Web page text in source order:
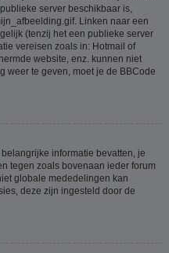
server beschikbaar is,
Linken naar een
(tenzij het een publieke server
vereisen zoals in: Hotmail of
website, enz. kunnen niet
weer te geven, moet je de BBCode
informatie bevatten, je
tegen zoals bovenaan ieder forum
globale mededelingen kan
deze zijn ingesteld door de